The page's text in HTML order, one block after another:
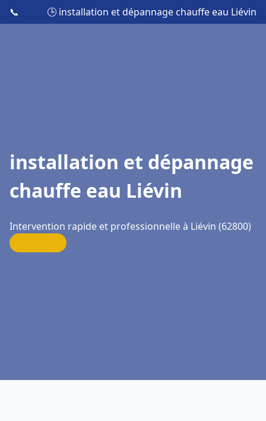
📞 🕒 installation et dépannage chauffe eau Liévin
installation et dépannage
chauffe eau Liévin
Intervention rapide et professionnelle à Liévin (62800)